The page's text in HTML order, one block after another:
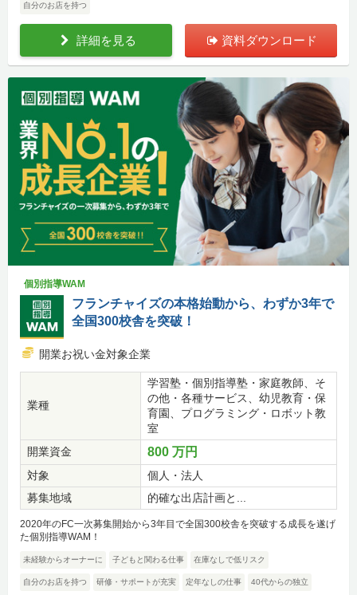
自分のお店を持つ
詳細を見る 資料ダウンロード
個別指導WAM
フランチャイズの本格始動から、わずか3年で
全国300校舎を突破！
開業お祝い金対象企業
業種
学習塾・個別指導塾・家庭教師、そ
の他・各種サービス、幼児教育・保
育園、プログラミング・ロボット教
室
開業資金
800 万円
対象
個人・法人
募集地域
的確な出店計画と...
2020年のFC一次募集開始から3年目で全国300校舎を突破する成長を遂げ
た個別指導WAM！
未経験からオーナーに 子どもと関わる仕事 在庫なしで低リスク
自分のお店を持つ 研修・サポートが充実 定年なしの仕事 40代からの独立